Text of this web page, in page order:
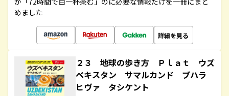
めました
詳細を見る
２３ 地球の歩き方 Ｐｌａｔ ウズ
ベキスタン サマルカンド ブハラ
ヒヴァ タシケント